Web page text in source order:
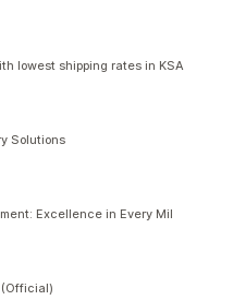
lowest shipping rates in KSA
Solutions
Excellence in Every Mil
(Official)